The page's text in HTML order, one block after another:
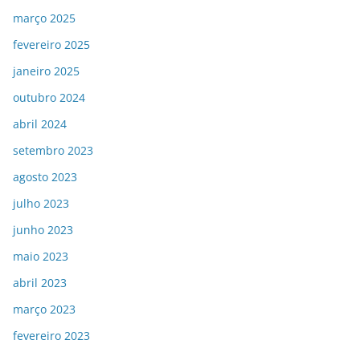
março 2025
fevereiro 2025
janeiro 2025
outubro 2024
abril 2024
setembro 2023
agosto 2023
julho 2023
junho 2023
maio 2023
abril 2023
março 2023
fevereiro 2023